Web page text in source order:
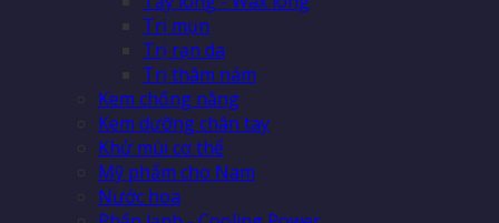
Trị mụn
Trị rạn da
Trị thâm nám
Kem chống nắng
Kem dưỡng chân tay
Khử mùi cơ thể
Mỹ phẩm cho Nam
Nước hoa